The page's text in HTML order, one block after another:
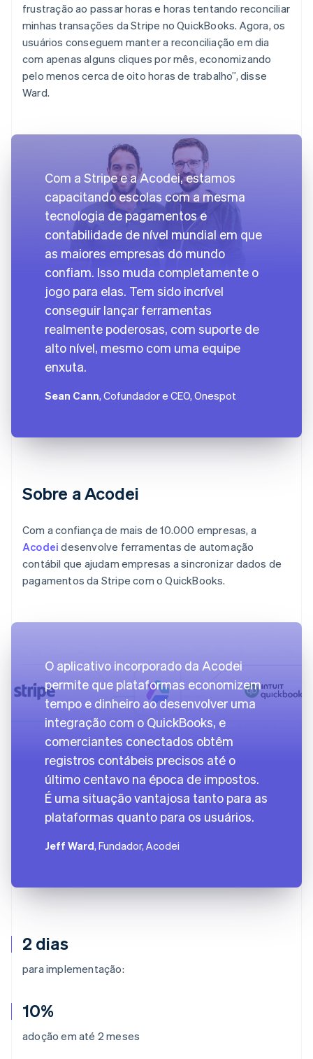
2 dias
para implementação:
10%
adoção em até 2 meses
frustração ao passar horas e horas tentando reconciliar
minhas transações da Stripe no QuickBooks. Agora, os
usuários conseguem manter a reconciliação em dia
com apenas alguns cliques por mês, economizando
pelo menos cerca de oito horas de trabalho”, disse
Ward.
Com a Stripe e a Acodei, estamos
capacitando escolas com a mesma
tecnologia de pagamentos e
contabilidade de nível mundial em que
as maiores empresas do mundo
confiam. Isso muda completamente o
jogo para elas. Tem sido incrível
conseguir lançar ferramentas
realmente poderosas, com suporte de
alto nível, mesmo com uma equipe
enxuta.
Sean Cann, Cofundador e CEO, Onespot
Sobre a Acodei
Com a confiança de mais de 10.000 empresas, a
Acodei desenvolve ferramentas de automação
contábil que ajudam empresas a sincronizar dados de
pagamentos da Stripe com o QuickBooks.
O aplicativo incorporado da Acodei
permite que plataformas economizem
tempo e dinheiro ao desenvolver uma
integração com o QuickBooks, e
comerciantes conectados obtêm
registros contábeis precisos até o
último centavo na época de impostos.
É uma situação vantajosa tanto para as
plataformas quanto para os usuários.
Jeff Ward, Fundador, Acodei